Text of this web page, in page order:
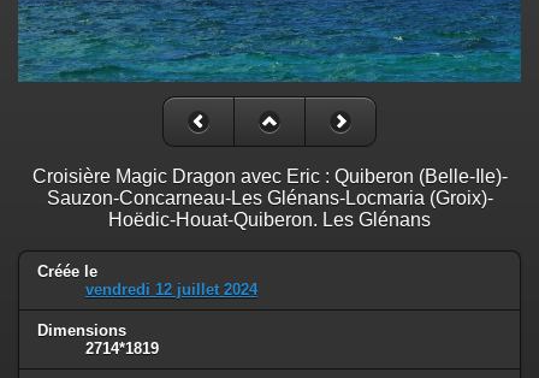
Croisière Magic Dragon avec Eric : Quiberon (Belle-Ile)-
Sauzon-Concarneau-Les Glénans-Locmaria (Groix)-
Hoëdic-Houat-Quiberon. Les Glénans
Créée le
vendredi 12 juillet 2024
Dimensions
2714*1819